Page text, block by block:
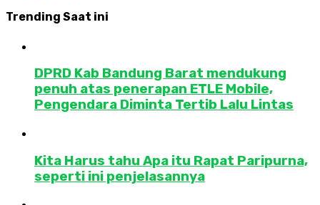
Trending Saat ini
DPRD Kab Bandung Barat mendukung
penuh atas penerapan ETLE Mobile,
Pengendara Diminta Tertib Lalu Lintas
Kita Harus tahu Apa itu Rapat Paripurna,
seperti ini penjelasannya